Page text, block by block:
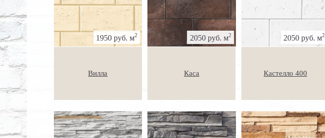
1950 руб. м2
Вилла
2050 руб. м2
Каса
2050 руб. м2
Кастелло 400